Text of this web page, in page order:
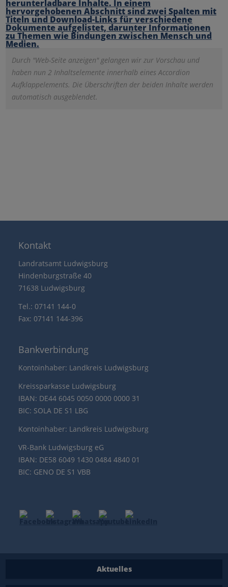
Durch "Web-Seite anzeigen" gelangen wir zur Vorschau und
haben nun 2 Inhaltselemente innerhalb eines Accordion
Aufklappelements. Die Überschriften der beiden Inhalte werden
automatisch ausgeblendet.
Kontakt
Landratsamt Ludwigsburg
Hindenburgstraße 40
71638 Ludwigsburg
Tel.: 07141 144-0
Fax: 07141 144-396
Bankverbindung
Kontoinhaber: Landkreis Ludwigsburg
Kreissparkasse Ludwigsburg
IBAN: DE44 6045 0050 0000 0000 31
BIC: SOLA DE S1 LBG
Kontoinhaber: Landkreis Ludwigsburg
VR-Bank Ludwigsburg eG
IBAN: DE58 6049 1430 0484 4840 01
BIC: GENO DE S1 VBB
Aktuelles